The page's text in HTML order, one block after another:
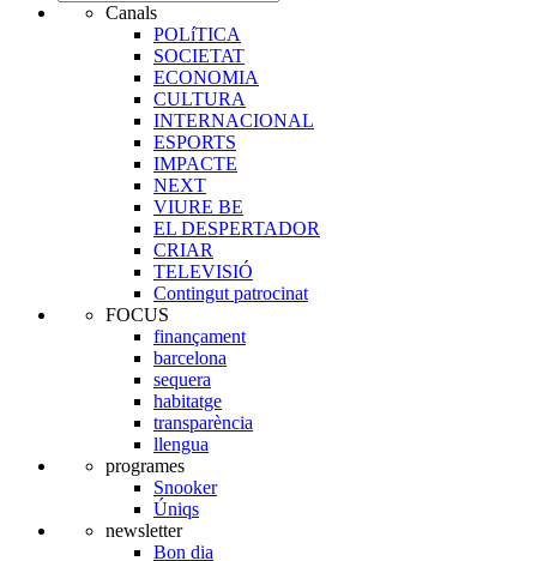
Canals
POLíTICA
SOCIETAT
ECONOMIA
CULTURA
INTERNACIONAL
ESPORTS
IMPACTE
NEXT
VIURE BE
EL DESPERTADOR
CRIAR
TELEVISIÓ
Contingut patrocinat
FOCUS
finançament
barcelona
sequera
habitatge
transparència
llengua
programes
Snooker
Úniqs
newsletter
Bon dia